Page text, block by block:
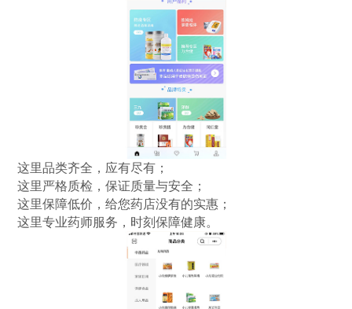
这里品类齐全，应有尽有；
这里严格质检，保证质量与安全；
这里保障低价，给您药店没有的实惠；
这里专业药师服务，时刻保障健康。